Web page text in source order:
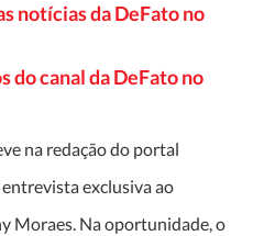
notícias da DeFato no
do canal da DeFato no
na redação do portal
exclusiva ao
Moraes. Na oportunidade, o